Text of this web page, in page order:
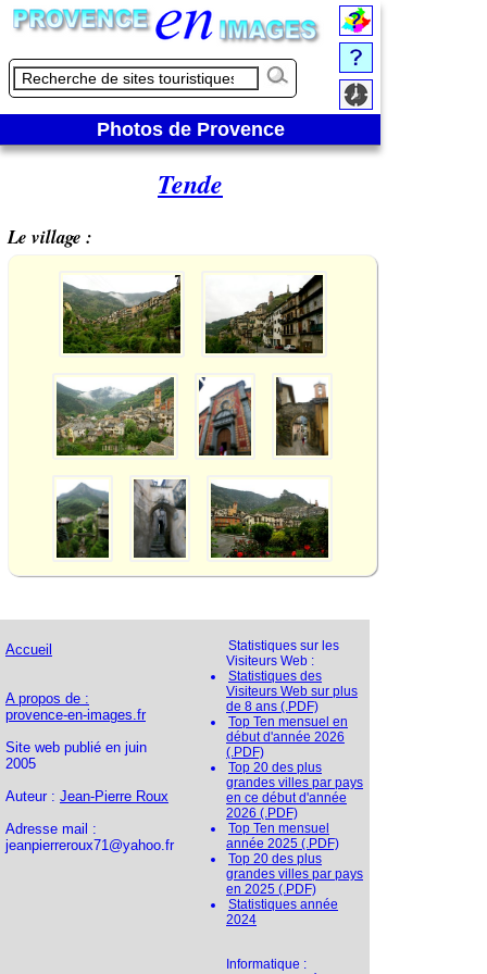
Photos de Provence
Tende
Le village :
Accueil
A propos de :
provence-en-images.fr
Site web publié en juin
2005
Auteur : Jean-Pierre Roux
Adresse mail :
jeanpierreroux71@yahoo.fr
Statistiques sur les
Visiteurs Web :
Statistiques des
Visiteurs Web sur plus
de 8 ans (.PDF)
Top Ten mensuel en
début d'année 2026
(.PDF)
Top 20 des plus
grandes villes par pays
en ce début d'année
2026 (.PDF)
Top Ten mensuel
année 2025 (.PDF)
Top 20 des plus
grandes villes par pays
en 2025 (.PDF)
Statistiques année
2024
Informatique :